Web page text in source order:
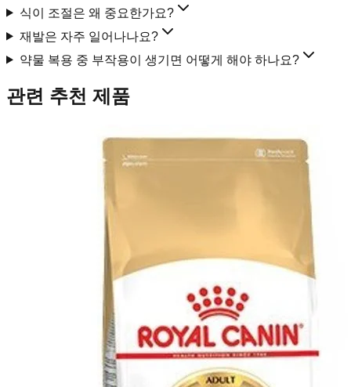
식이 조절은 왜 중요한가요?
재발은 자주 일어나나요?
약물 복용 중 부작용이 생기면 어떻게 해야 하나요?
관련 추천 제품